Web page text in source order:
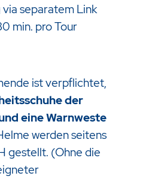
separatem Link
min. pro Tour
ist verpflichtet,
der
eine Warnweste
werden seitens
gestellt. (Ohne die